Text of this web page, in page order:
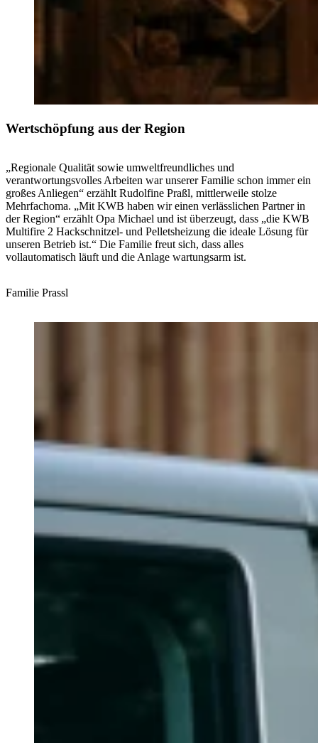
Wertschöpfung aus der Region
„Regionale Qualität sowie umweltfreundliches und
verantwortungsvolles Arbeiten war unserer Familie schon immer ein
großes Anliegen“ erzählt Rudolfine Praßl, mittlerweile stolze
Mehrfachoma. „Mit KWB haben wir einen verlässlichen Partner in
der Region“ erzählt Opa Michael und ist überzeugt, dass „die KWB
Multifire 2 Hackschnitzel- und Pelletsheizung die ideale Lösung für
unseren Betrieb ist.“ Die Familie freut sich, dass alles
vollautomatisch läuft und die Anlage wartungsarm ist.
Familie Prassl